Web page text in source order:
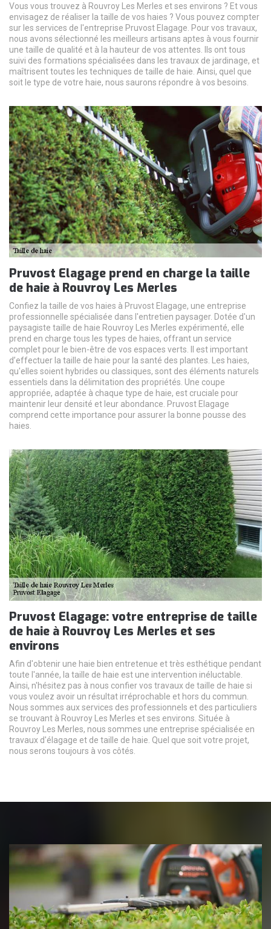
Vous vous trouvez à Rouvroy Les Merles et ses environs ? Et vous
envisagez de réaliser la taille de vos haies ? Vous pouvez compter
sur les services de l'entreprise Pruvost Elagage. Pour vos travaux,
nous avons sélectionné les meilleurs artisans aptes à vous fournir
une taille de qualité et à la hauteur de vos attentes. Ils ont tous
suivi des formations spécialisées dans les travaux de jardinage, et
maîtrisent toutes les techniques de taille de haie. Ainsi, quel que
soit le type de votre haie, nous saurons répondre à vos besoins.
Pruvost Elagage prend en charge la taille
de haie à Rouvroy Les Merles
Confiez la taille de vos haies à Pruvost Elagage, une entreprise
professionnelle spécialisée dans l'entretien paysager. Dotée d'un
paysagiste taille de haie Rouvroy Les Merles expérimenté, elle
prend en charge tous les types de haies, offrant un service
complet pour le bien-être de vos espaces verts. Il est important
d’effectuer la taille de haie pour la santé des plantes. Les haies,
qu'elles soient hybrides ou classiques, sont des éléments naturels
essentiels dans la délimitation des propriétés. Une coupe
appropriée, adaptée à chaque type de haie, est cruciale pour
maintenir leur densité et leur abondance. Pruvost Elagage
comprend cette importance pour assurer la bonne pousse des
haies.
Pruvost Elagage: votre entreprise de taille
de haie à Rouvroy Les Merles et ses
environs
Afin d'obtenir une haie bien entretenue et très esthétique pendant
toute l'année, la taille de haie est une intervention inéluctable.
Ainsi, n'hésitez pas à nous confier vos travaux de taille de haie si
vous voulez avoir un résultat irréprochable et hors du commun.
Nous sommes aux services des professionnels et des particuliers
se trouvant à Rouvroy Les Merles et ses environs. Située à
Rouvroy Les Merles, nous sommes une entreprise spécialisée en
travaux d'élagage et de taille de haie. Quel que soit votre projet,
nous serons toujours à vos côtés.